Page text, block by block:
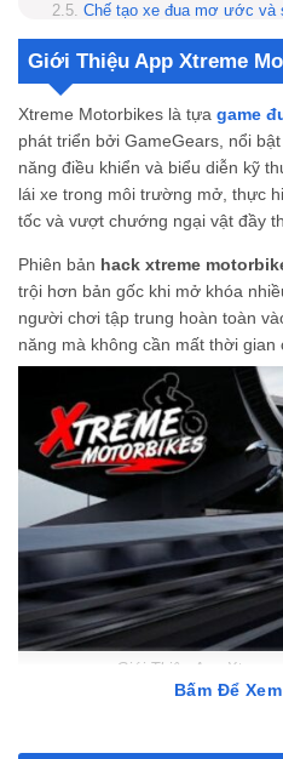
Chế tạo xe đua mơ ước và sở hữu
Tính Năng Nổi Bật Trong Hack
Ưu Và Nhược Điểm Của Bản
Nhược Điểm:
Tải Xtreme Motorbikes Mod Apk Ngay
Xtreme Motorbikes Mod Apk 1.3 (Xe
Xtreme Motorbikes Mod Apk có an toàn
Xtreme Motorbikes Mod Apk hỗ trợ
Giới Thiệu App Xtreme
Xtreme Motorbikes là tựa game
phát triển bởi GameGears, nổi
năng điều khiển và biểu diễn kỹ
lái xe trong môi trường mở, thực
tốc và vượt chướng ngại vật đầy
Phiên bản hack xtreme
trội hơn bản gốc khi mở khóa
người chơi tập trung hoàn toàn
năng mà không cần mất thời gian
Giới Thiệu App Xtreme
Bấm Để